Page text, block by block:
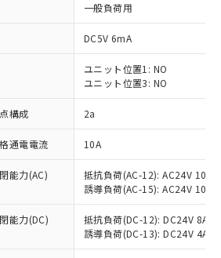
一般負荷用
DC5V 6mA
ユニット位置1: NO
ユニット位置3: NO
構成 2a
通電電流 10A
能力(AC)
抵抗負荷(AC-12): AC24V 10A/
誘導負荷(AC-15): AC24V
能力(DC)
抵抗負荷(DC-12): DC24V 8A/
誘導負荷(DC-13): DC24V 4A/
EU RoHS指令（10物質）の
した製品が提供可能な商品で
RoHS指令（10物質）の非含
製品に切り替える予定のある